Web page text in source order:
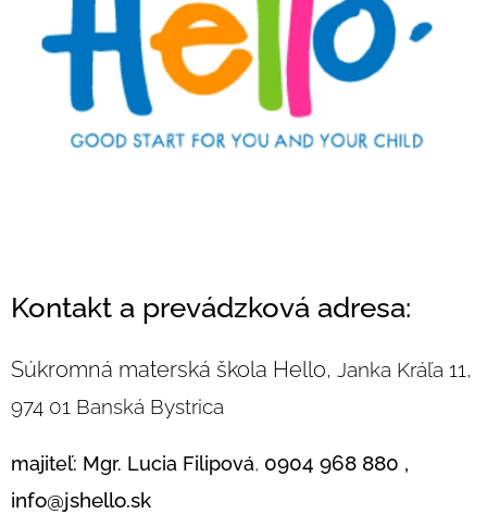
Kontakt a prevádzková adresa:
Súkromná materská škola Hello, Janka Kráľa 11,
974 01 Banská Bystrica
majiteľ: Mgr. Lucia Filipová, 0904 968 880 ,
info@jshello.sk